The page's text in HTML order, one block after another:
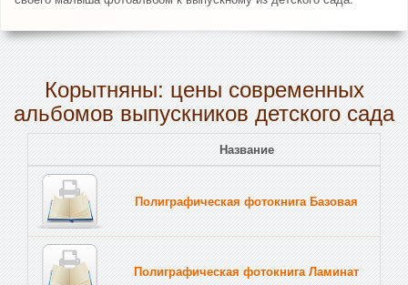
Корытняны: цены современных
альбомов выпускников детского сада
Название
Полиграфическая фотокнига Базовая
Полиграфическая фотокнига Ламинат